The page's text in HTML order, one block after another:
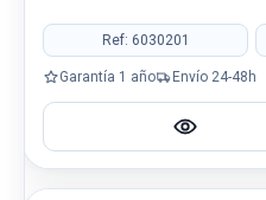
Ref: 6030201
Garantía 1 año Envío 24-48h